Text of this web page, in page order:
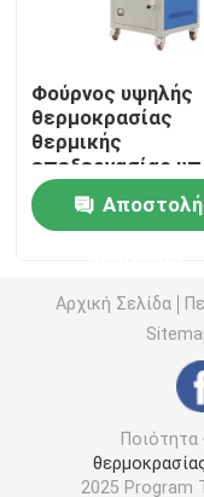
Βιομηχανικός
Ελεγχόμενος
φούρνος
Φούρνος
Φούρνος
Φούρνος
Φούρνος υψηλής
θερμοκρασίας
θερμικής
επεξεργασίας
κενό έως 1600°C
Αποστολή
Αρχική Σελίδα
Ποιότητα
2025 Program